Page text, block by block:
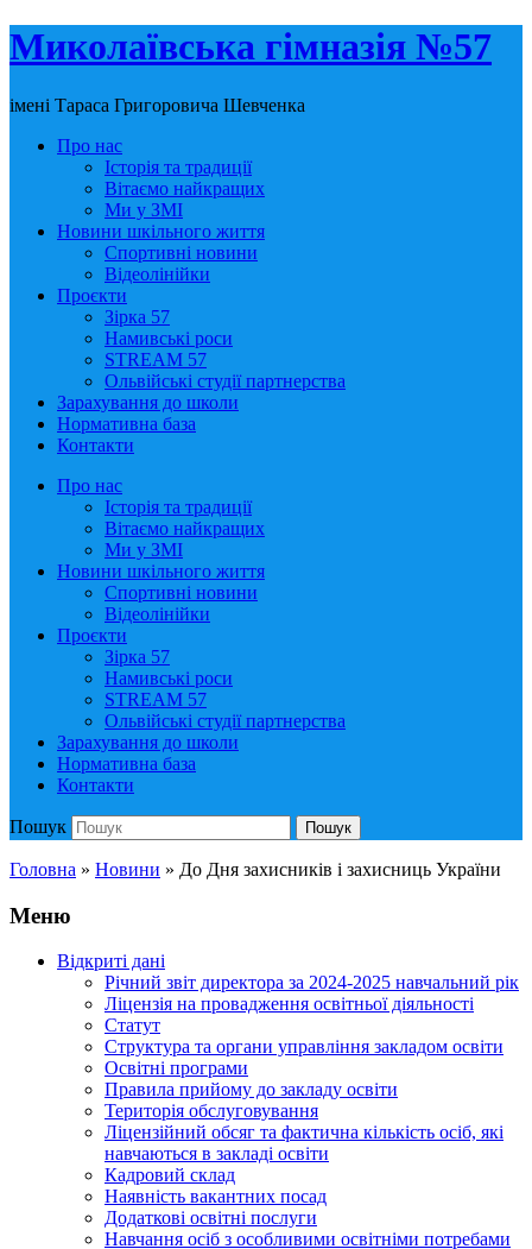
Миколаївська гімназія №57
імені Тараса Григоровича Шевченка
Про нас
Історія та традиції
Вітаємо найкращих
Ми у ЗМІ
Новини шкільного життя
Спортивні новини
Відеолінійки
Проєкти
Зірка 57
Намивські роси
STREAM 57
Ольвійські студії партнерства
Зарахування до школи
Нормативна база
Контакти
Про нас
Історія та традиції
Вітаємо найкращих
Ми у ЗМІ
Новини шкільного життя
Спортивні новини
Відеолінійки
Проєкти
Зірка 57
Намивські роси
STREAM 57
Ольвійські студії партнерства
Зарахування до школи
Нормативна база
Контакти
Пошук Пошук
Головна » Новини » До Дня захисників і захисниць України
Меню
Відкриті дані
Річний звіт директора за 2024-2025 навчальний рік
Ліцензія на провадження освітньої діяльності
Статут
Структура та органи управління закладом освіти
Освiтнi програми
Правила прийому до закладу освіти
Територiя обслуговування
Ліцензійний обсяг та фактична кількість осіб, які
навчаються в закладі освіти
Кадровий склад
Наявність вакантних посад
Додатковi освiтнi послуги
Навчання осіб з особливими освітніми потребами